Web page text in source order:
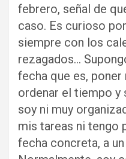
febrero, señal de
caso. Es curioso
siempre con los
rezagados…
fecha que es,
ordenar el tiempo y
soy ni muy
mis tareas ni tengo
fecha concreta, a